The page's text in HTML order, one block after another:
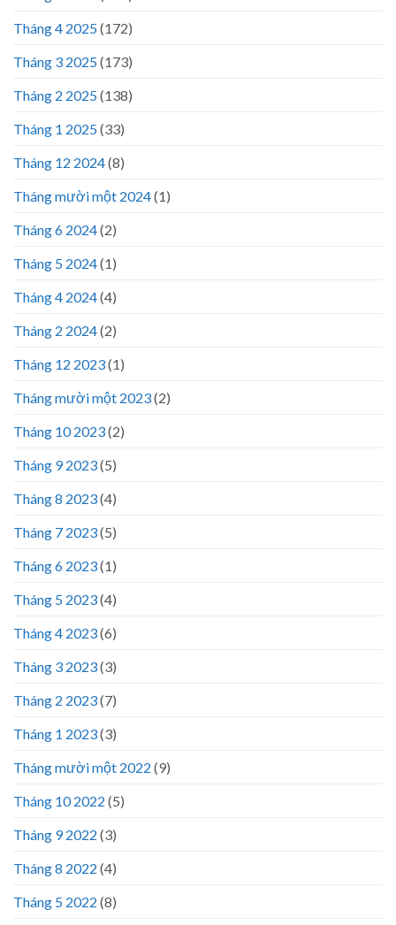
Tháng 4 2025(172)
Tháng 3 2025(173)
Tháng 2 2025(138)
Tháng 1 2025(33)
Tháng 12 2024(8)
Tháng mười một 2024(1)
Tháng 6 2024(2)
Tháng 5 2024(1)
Tháng 4 2024(4)
Tháng 2 2024(2)
Tháng 12 2023(1)
Tháng mười một 2023(2)
Tháng 10 2023(2)
Tháng 9 2023(5)
Tháng 8 2023(4)
Tháng 7 2023(5)
Tháng 6 2023(1)
Tháng 5 2023(4)
Tháng 4 2023(6)
Tháng 3 2023(3)
Tháng 2 2023(7)
Tháng 1 2023(3)
Tháng mười một 2022 (9)
Tháng 10 2022 (5)
Tháng 9 2022 (3)
Tháng 8 2022 (4)
Tháng 5 2022 (8)